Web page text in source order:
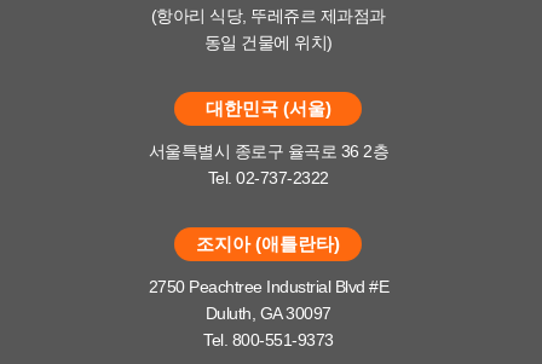
(항아리 식당, 뚜레쥬르 제과점과
동일 건물에 위치)
대한민국 (서울)
서울특별시 종로구 율곡로 36 2층
Tel. 02-737-2322
조지아 (애틀란타)
2750 Peachtree Industrial Blvd #E
Duluth, GA 30097
Tel. 800-551-9373